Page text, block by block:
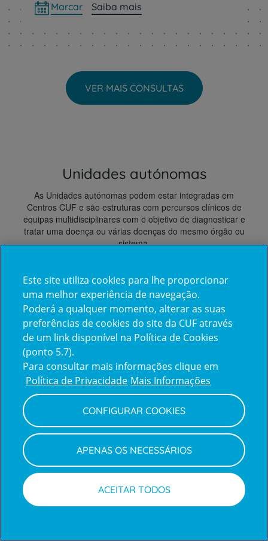
Marcar Saiba mais
VER MAIS CONSULTAS
Unidades autónomas
As Unidades autónomas podem estar integradas em
Centros CUF e são estruturas com percursos clínicos de
equipas multidisciplinares com o objetivo de diagnosticar e
tratar uma doença ou várias doenças do mesmo órgão ou
sistema.
Unidade da Anca e Bacia
Unidade da Coluna Vertebral
Unidade de Cirurgia de Tumores Ósseos e
de Partes Moles
Unidade de Ortopedia da Criança e do
Adolescente
Unidade do Joelho
Unidade do Ombro e Cotovelo
Este site utiliza cookies para lhe proporcionar
uma melhor experiência de navegação.
Poderá a qualquer momento, alterar as suas
preferências de cookies do site da CUF através
de um link disponível na Política de Cookies
(ponto 5.7).
Para consultar mais informações clique em
Política de Privacidade Mais Informações
CONFIGURAR COOKIES
APENAS OS NECESSÁRIOS
ACEITAR TODOS